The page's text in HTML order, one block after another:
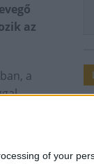
of your
az
a
képezik a